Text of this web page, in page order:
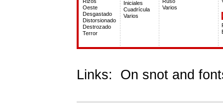
Oeste
Desgastado
Distorsionado
Destrozado
Terror
Iniciales
Cuadrícula
Varios
Varios
Links: On snot and